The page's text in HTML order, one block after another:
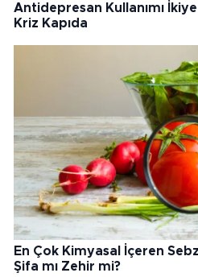
Antidepresan Kullanımı
Kriz Kapıda
En Çok Kimyasal İçeren
Şifa mı Zehir mi?